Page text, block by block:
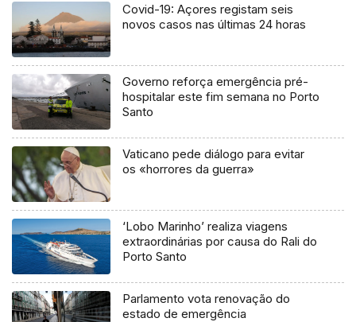
Covid-19: Açores registam seis
novos casos nas últimas 24 horas
Governo reforça emergência pré-
hospitalar este fim semana no Porto
Santo
Vaticano pede diálogo para evitar
os «horrores da guerra»
‘Lobo Marinho’ realiza viagens
extraordinárias por causa do Rali do
Porto Santo
Parlamento vota renovação do
estado de emergência